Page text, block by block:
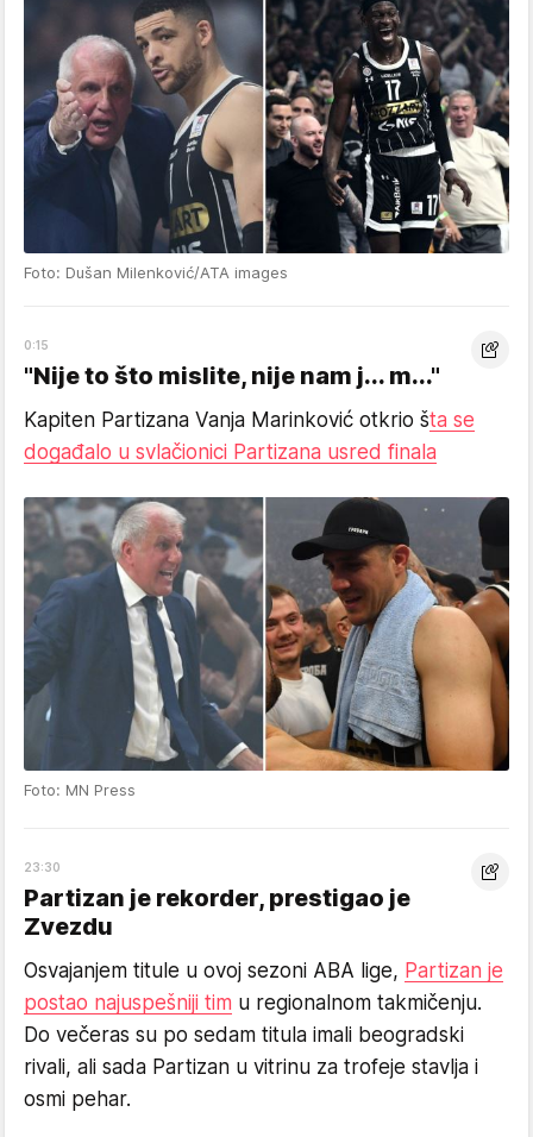
Foto: Dušan Milenković/ATA images
0:15
"Nije to što mislite, nije nam j... m..."
Kapiten Partizana Vanja Marinković otkrio šta se
događalo u svlačionici Partizana usred finala
Foto: MN Press
23:30
Partizan je rekorder, prestigao je
Zvezdu
Osvajanjem titule u ovoj sezoni ABA lige, Partizan je
postao najuspešniji tim u regionalnom takmičenju.
Do večeras su po sedam titula imali beogradski
rivali, ali sada Partizan u vitrinu za trofeje stavlja i
osmi pehar.